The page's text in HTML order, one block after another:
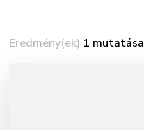
Eredmény(ek) 1 mutatása